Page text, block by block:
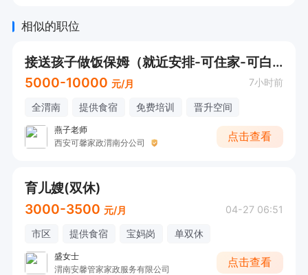
相似的职位
接送孩子做饭保姆（就近安排-可住家-可白班）
5000-10000 元/月 7小时前
全渭南 提供食宿 免费培训 晋升空间
燕子老师
西安可馨家政渭南分公司
点击查看
育儿嫂(双休)
3000-3500 元/月 04-27 06:51
市区 提供食宿 宝妈岗 单双休
盛女士
渭南安馨管家家政服务有限公司
点击查看